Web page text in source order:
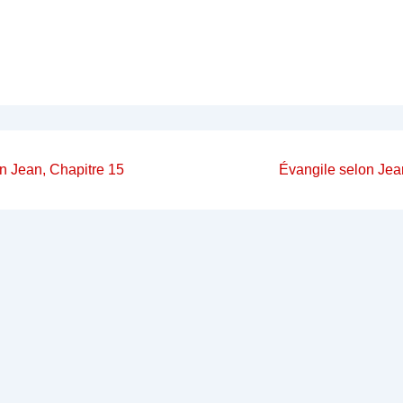
Jean, Chapitre 15
Next
Évangile selon